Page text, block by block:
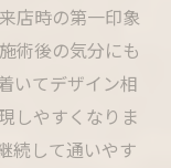
店時の第一印象
術後の気分にも
いてデザイン相
しやすくなりま
続して通いやす